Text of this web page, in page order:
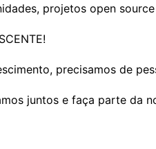
projetos open
precisamos de
juntos e​ faça parte da